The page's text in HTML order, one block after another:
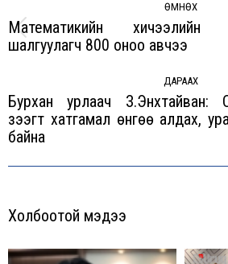
ӨМНӨХ
Previous
Математикийн
шалгуулагч 800 оноо авчээ
ДАРААХ
Next
Бурхан урлаач З.Энхтайван:
зээгт хатгамал өнгөө алдах,
байна
Холбоотой мэдээ